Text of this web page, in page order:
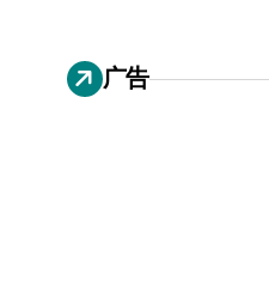
广告